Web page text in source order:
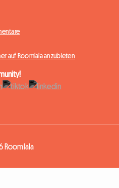
auf Roomlala anzubieten
Roomlala